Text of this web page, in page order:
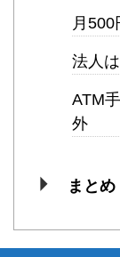
月
法人
ATM
外
まとめ